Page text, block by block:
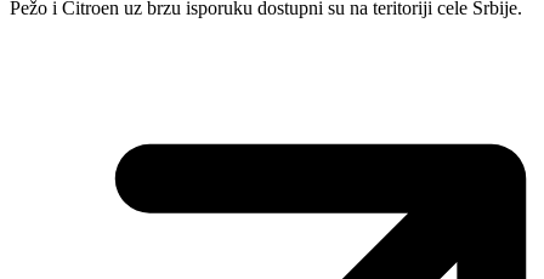
Pežo i Citroen uz brzu isporuku dostupni su na teritoriji cele Srbije.